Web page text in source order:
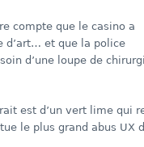
compte que le casino a
d’art… et que la police
d’une loupe de
est d’un vert lime qui
le plus grand abus UX